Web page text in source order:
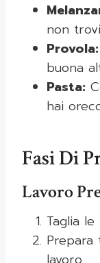
non
Provola:
buona
Pasta:
hai
Fasi Di
Lavoro
Taglia